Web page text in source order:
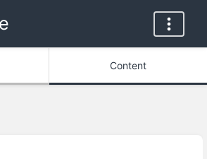
Content